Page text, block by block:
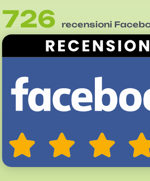
726 recensioni